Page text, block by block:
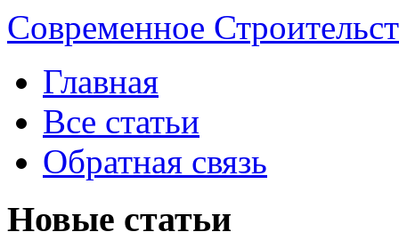
Современное
Главная
Все статьи
Обратная связь
Новые статьи